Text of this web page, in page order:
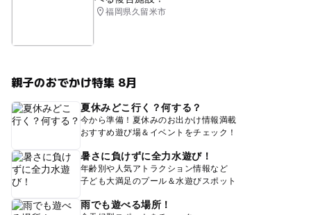
福岡県久留米市
親子のおでかけ特集 8月
夏休みどこ行く？何する？
今から準備！夏休みのお出かけ情報満載
おすすめ遊び場＆イベントをチェック！
暑さに負けずに全力水遊び！
年齢別や人気アトラクション情報など
子ども大満足のプール＆水遊びスポット
雨でも遊べる場所！